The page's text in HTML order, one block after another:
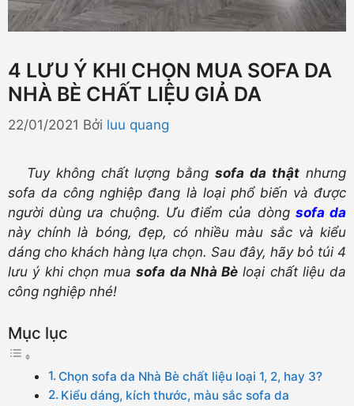
4 LƯU Ý KHI CHỌN MUA SOFA DA
NHÀ BÈ CHẤT LIỆU GIẢ DA
22/01/2021 Bởi luu quang
Tuy không chất lượng bằngsofa da thật nhưng
sofa da công nghiệp đang là loại phổ biến và được
người dùng ưa chuộng. Ưu điểm của dòng sofa da
này chính là bóng, đẹp, có nhiều màu sắc và kiểu
dáng cho khách hàng lựa chọn. Sau đây, hãy bỏ túi 4
lưu ý khi chọn muasofa da Nhà Bè loại chất liệu da
công nghiệp nhé!
Mục lục
Chọn sofa da Nhà Bè chất liệu loại 1, 2, hay 3?
Kiểu dáng, kích thước, màu sắc sofa da